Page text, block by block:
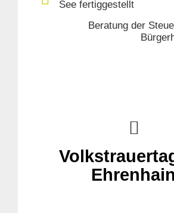
See fertiggestellt
Beratung der
Ehrenhain